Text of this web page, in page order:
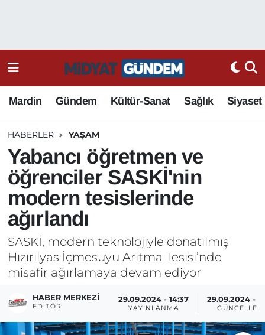
Mardin Gündem Kültür-Sanat Sağlık Siyaset
HABERLER YAŞAM
Yabancı öğretmen ve
öğrenciler SASKİ'nin
modern tesislerinde
ağırlandı
SASKİ, modern teknolojiyle donatılmış
Hızırilyas İçmesuyu Arıtma Tesisi’nde
misafir ağırlamaya devam ediyor
HABER MERKEZI
EDITÖR
29.09.2024 - 14:37
YAYINLANMA
29.09.2024 -